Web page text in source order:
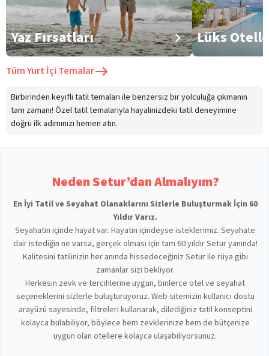
Yaz Fırsatları Lüks
TümYurt İçi Temalar
Birbirinden keyifli tatil temaları ile benzersiz bir yolculuğa çıkmanın
tam zamanı! Özel tatil temalarıyla hayalinizdeki tatil deneyimine
doğru ilk adımınızı hemen atın.
Neden Setur’dan Almalıyım?
En İyi Tatil ve Seyahat Olanaklarını Sizlerle Buluşturmak İçin 60
Yıldır Varız.
Seyahatin içinde hayat var. Hayatın içindeyse isteklerimiz. Seyahate
dair istediğin ne varsa, gerçek olması için tam 60 yıldır Setur yanında!
Kalitesini tatilinizin her anında hissedeceğiniz Setur ile rüya gibi
zamanlar sizi bekliyor.
Herkesin zevk ve tercihlerine uygun, binlerce otel ve seyahat
seçeneklerini sizlerle buluşturuyoruz. Web sitemizin kullanıcı dostu
arayüzü sayesinde, filtreleri kullanarak, dilediğiniz tatil konseptini
kolayca bulabiliyor, böylece hem zevklerinize hem de bütçenize
uygun olan otellere kolayca ulaşabiliyorsunuz.